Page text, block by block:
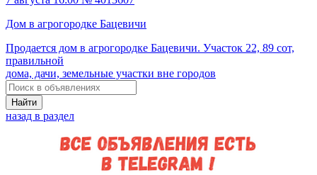
Дом в агрогородке Бацевичи
Продается дом в агрогородке Бацевичи. Участок 22, 89 сот,
правильной
дома, дачи, земельные участки вне городов
Найти
назад в раздел